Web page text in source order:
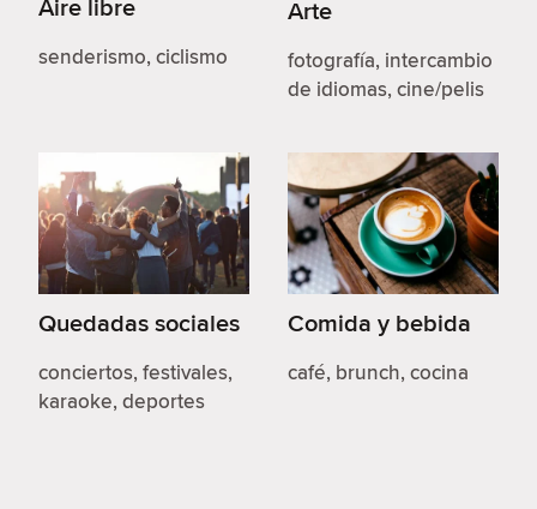
Aire libre
senderismo, ciclismo
Arte
fotografía, intercambio
de idiomas, cine/pelis
Quedadas sociales
conciertos, festivales,
karaoke, deportes
Comida y bebida
café, brunch, cocina